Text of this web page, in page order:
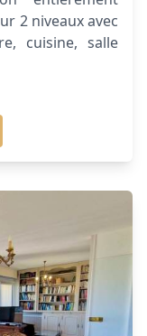
2 niveaux avec
cuisine, salle